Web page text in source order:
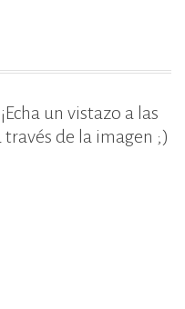
un vistazo a las
través de la imagen ;)